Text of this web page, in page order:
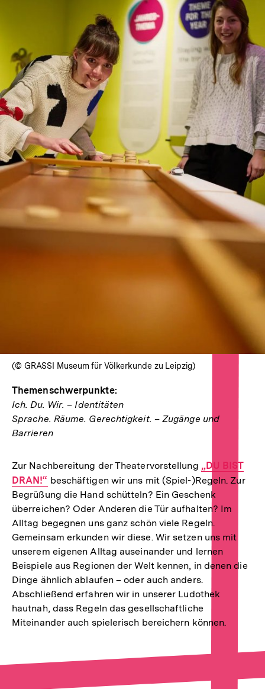
In
Lightbox
öffnen
(© GRASSI Museum für Völkerkunde zu Leipzig)
Themenschwerpunkte:
Ich. Du. Wir. – Identitäten
Sprache. Räume. Gerechtigkeit. – Zugänge und
Barrieren
Zur Nachbereitung der Theatervorstellung Interner
Link:
„DU BIST
DRAN!“ beschäftigen wir uns mit (Spiel-)Regeln. Zur
Begrüßung die Hand schütteln? Ein Geschenk
überreichen? Oder Anderen die Tür aufhalten? Im
Alltag begegnen uns ganz schön viele Regeln.
Gemeinsam erkunden wir diese. Wir setzen uns mit
unserem eigenen Alltag auseinander und lernen
Beispiele aus Regionen der Welt kennen, in denen die
Dinge ähnlich ablaufen – oder auch anders.
Abschließend erfahren wir in unserer Ludothek
hautnah, dass Regeln das gesellschaftliche
Miteinander auch spielerisch bereichern können.